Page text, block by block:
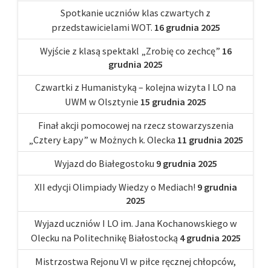
Spotkanie uczniów klas czwartych z
przedstawicielami WOT. 16 grudnia 2025
Wyjście z klasą spektakl „Zrobię co zechcę” 16
grudnia 2025
Czwartki z Humanistyką – kolejna wizyta I LO na
UWM w Olsztynie 15 grudnia 2025
Finał akcji pomocowej na rzecz stowarzyszenia
„Cztery Łapy” w Możnych k. Olecka 11 grudnia 2025
Wyjazd do Białegostoku 9 grudnia 2025
XII edycji Olimpiady Wiedzy o Mediach! 9 grudnia
2025
Wyjazd uczniów I LO im. Jana Kochanowskiego w
Olecku na Politechnikę Białostocką 4 grudnia 2025
Mistrzostwa Rejonu VI w piłce ręcznej chłopców,